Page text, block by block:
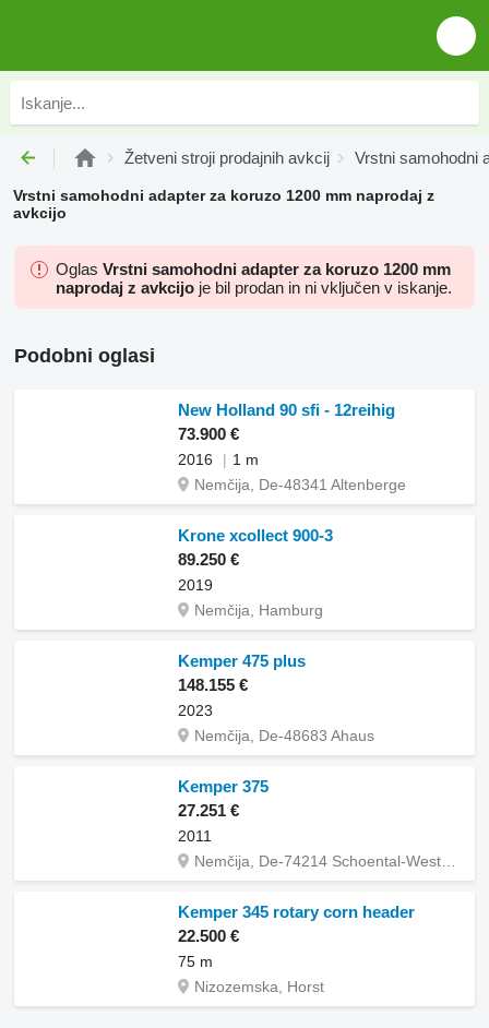
Žetveni stroji prodajnih avkcij Vrstni samohodni
Vrstni samohodni adapter za koruzo 1200 mm naprodaj z
avkcijo
Oglas Vrstni samohodni adapter za koruzo 1200 mm
naprodaj z avkcijo je bil prodan in ni vključen v iskanje.
Podobni oglasi
New Holland 90 sfi - 12reihig
73.900 €
2016
1 m
Nemčija, De-48341 Altenberge
Krone xcollect 900-3
89.250 €
2019
Nemčija, Hamburg
Kemper 475 plus
148.155 €
2023
Nemčija, De-48683 Ahaus
Kemper 375
27.251 €
2011
Kemper 345 rotary corn header
22.500 €
75 m
Nizozemska, Horst